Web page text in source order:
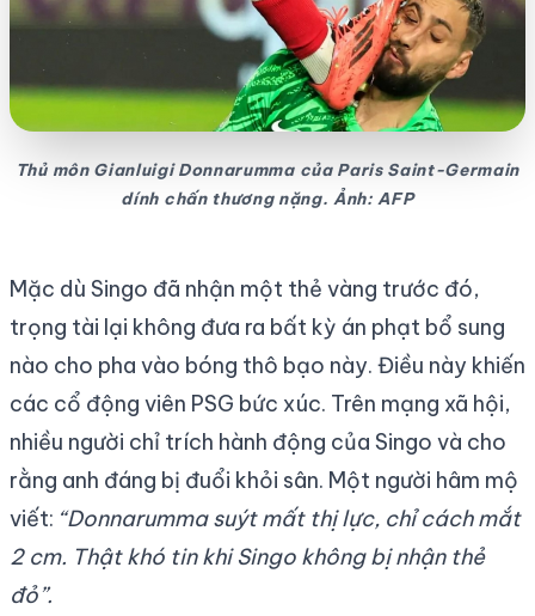
Thủ môn Gianluigi Donnarumma của Paris Saint-Germain
dính chấn thương nặng. Ảnh: AFP
Mặc dù Singo đã nhận một thẻ vàng trước đó,
trọng tài lại không đưa ra bất kỳ án phạt bổ sung
nào cho pha vào bóng thô bạo này. Điều này khiến
các cổ động viên PSG bức xúc. Trên mạng xã hội,
nhiều người chỉ trích hành động của Singo và cho
rằng anh đáng bị đuổi khỏi sân. Một người hâm mộ
viết: “Donnarumma suýt mất thị lực, chỉ cách mắt
2 cm. Thật khó tin khi Singo không bị nhận thẻ
đỏ”.